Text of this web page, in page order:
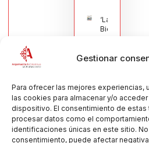
Gestionar
Para ofrecer las mejores experiencias,
las cookies para almacenar y/o
dispositivo. El consentimiento de
procesar datos como el
identificaciones únicas en este sitio.
consentimiento, puede afectar
‘La
Bienvenida’,
estampa de
de la Virgen
Muñoz
Muñoz,
anuncia las
Fiestas
Patronales
2026
30/07/2026